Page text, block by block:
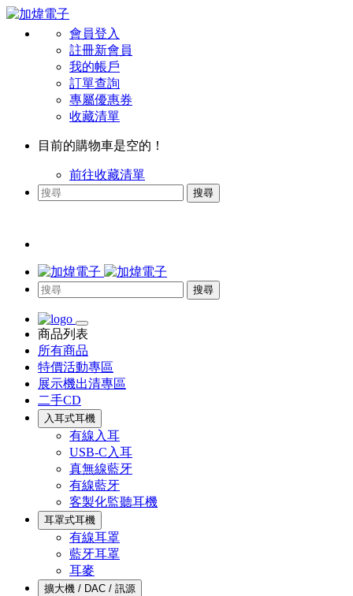
會員登入
註冊新會員
我的帳戶
訂單查詢
專屬優惠券
收藏清單
目前的購物車是空的！
前往收藏清單
搜尋
搜尋
商品列表
所有商品
特價活動專區
展示機出清專區
二手CD
入耳式耳機
有線入耳
USB-C入耳
真無線藍牙
有線藍牙
客製化監聽耳機
耳罩式耳機
有線耳罩
藍牙耳罩
耳麥
擴大機 / DAC / 訊源